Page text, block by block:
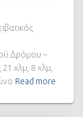
Δρόμου –
χλμ, 8 χλμ,
Read more